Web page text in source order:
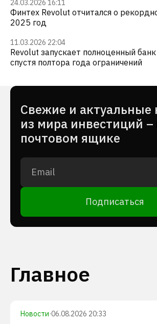
24.03.2026 16:11
Финтех Revolut отчитался о
2025 год
11.03.2026 22:04
Revolut запускает полноценный
спустя полтора года ограничений
Cвежие и актуальные
из мира инвестиций
почтовом ящике
Подписаться
Главное
Новости·06.08.2026 20:33